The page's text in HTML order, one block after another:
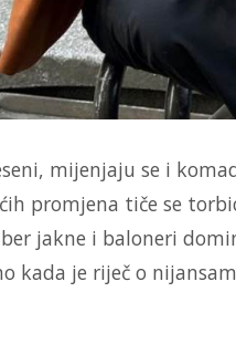
mijenjaju se i
promjena tiče se
jakne i baloneri
kada je riječ o